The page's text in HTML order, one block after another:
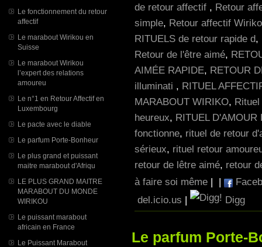
Le fonctionnement du retour
affectif
Le marabout Wirikou en
Suisse
Le marabout Wirikou
l’expert des relations
amoureu
Le n°1 en Retour Affectif en
Luxembourg
Le pacte avec le diable
Le parfum Porte-Bonheur
Le plus grand et puissant
maitre marabout d'Afriqu
LE PLUS GRAND MAITRE
MARABOUT DU MONDE
WIRIKOU
Le puissant marabout
africain en France
Le Puissant Marabout
de retour affectif , Retour
simple, Retour affectif
RITUELS de retour rapide d,
Retour de l'être aimé,
AIMÉE RAPIDE, RETOUR
illuminati , RITUEL
MARABOUT WIRIKO,
heureux, RITUEL
fonctionne, rituel de retour
sérieux, rituel retour
retour de lêtre aimé, retour
à faire soi même | |
del.icio.us | Digg
Le parfum Porte-